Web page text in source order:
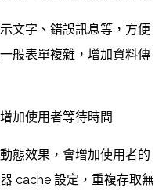
文字、錯誤訊息等，方便
般表單複雜，增加資料傳
加使用者等待時間
態效果，會增加使用者的
cache 設定，重複存取無